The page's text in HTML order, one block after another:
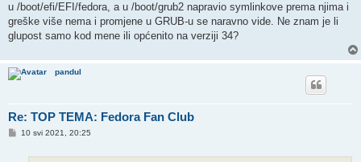
u /boot/efi/EFI/fedora, a u /boot/grub2 napravio symlinkove prema njima i
greške više nema i promjene u GRUB-u se naravno vide. Ne znam je li
glupost samo kod mene ili općenito na verziji 34?
pandul
Re: TOP TEMA: Fedora Fan Club
P10 svi 2021, 20:25